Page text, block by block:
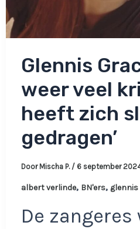
Glennis
weer veel
heeft zich
gedragen’
Door Mischa P. / 6 september
albert verlinde, BN'ers, glennis
De